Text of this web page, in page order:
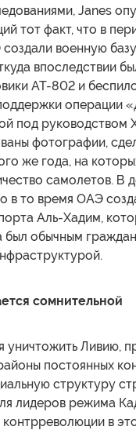
Janes
тот факт, что в
военную
впоследствии
АТ-802 и
операции
под руководством
фотографии,
же года, на
самолетов. В
в то время ОАЭ
Аль-Хадим,
был обычным
сомнительной
Ливию,
постоянных
структуру
лидеров режима
в